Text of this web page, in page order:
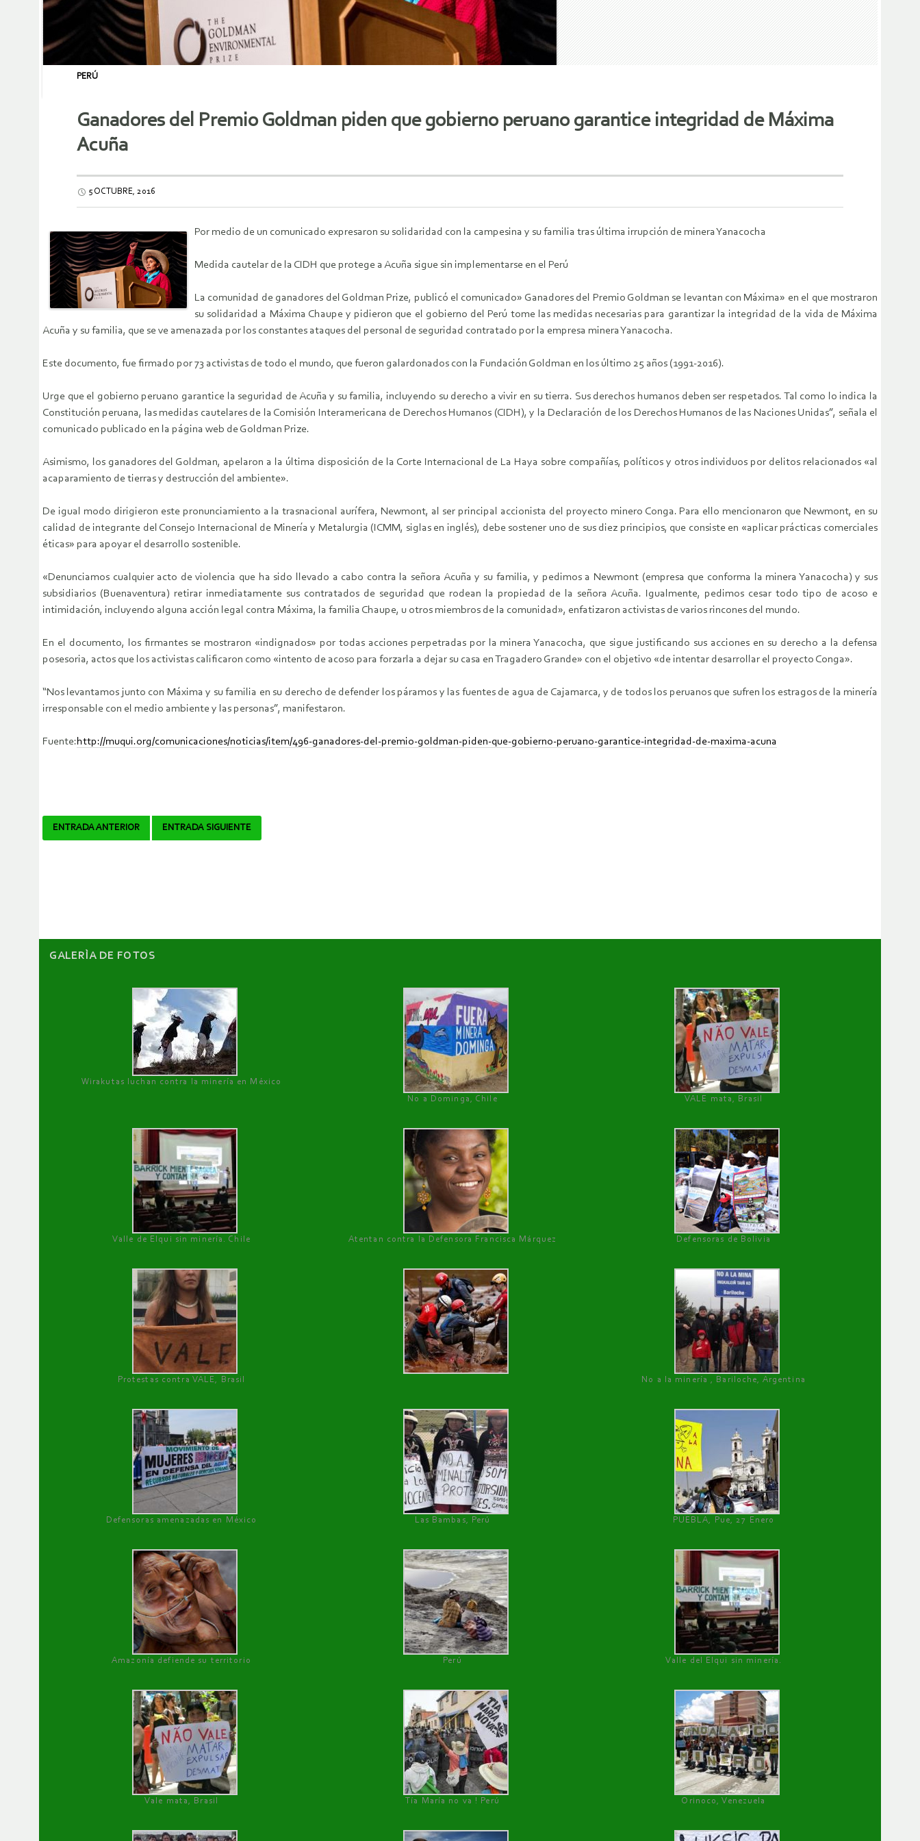
PERÚ
Ganadores del Premio Goldman piden que gobierno peruano garantice integridad de Máxima
Acuña
5 OCTUBRE, 2016
Por medio de un comunicado expresaron su solidaridad con la campesina y su familia tras última irrupción de minera Yanacocha
Medida cautelar de la CIDH que protege a Acuña sigue sin implementarse en el Perú
La comunidad de ganadores del Goldman Prize, publicó el comunicado» Ganadores del Premio Goldman se levantan con Máxima» en el que mostraron
su solidaridad a Máxima Chaupe y pidieron que el gobierno del Perú tome las medidas necesarias para garantizar la integridad de la vida de Máxima
Acuña y su familia, que se ve amenazada por los constantes ataques del personal de seguridad contratado por la empresa minera Yanacocha.
Este documento, fue firmado por 73 activistas de todo el mundo, que fueron galardonados con la Fundación Goldman en los último 25 años (1991-2016).
Urge que el gobierno peruano garantice la seguridad de Acuña y su familia, incluyendo su derecho a vivir en su tierra. Sus derechos humanos deben ser respetados. Tal como lo indica la
Constitución peruana, las medidas cautelares de la Comisión Interamericana de Derechos Humanos (CIDH), y la Declaración de los Derechos Humanos de las Naciones Unidas”, señala el
comunicado publicado en la página web de Goldman Prize.
Asimismo, los ganadores del Goldman, apelaron a la última disposición de la Corte Internacional de La Haya sobre compañías, políticos y otros individuos por delitos relacionados «al
acaparamiento de tierras y destrucción del ambiente».
De igual modo dirigieron este pronunciamiento a la trasnacional aurífera, Newmont, al ser principal accionista del proyecto minero Conga. Para ello mencionaron que Newmont, en su
calidad de integrante del Consejo Internacional de Minería y Metalurgia (ICMM, siglas en inglés), debe sostener uno de sus diez principios, que consiste en «aplicar prácticas comerciales
éticas» para apoyar el desarrollo sostenible.
«Denunciamos cualquier acto de violencia que ha sido llevado a cabo contra la señora Acuña y su familia, y pedimos a Newmont (empresa que conforma la minera Yanacocha) y sus
subsidiarios (Buenaventura) retirar inmediatamente sus contratados de seguridad que rodean la propiedad de la señora Acuña. Igualmente, pedimos cesar todo tipo de acoso e
intimidación, incluyendo alguna acción legal contra Máxima, la familia Chaupe, u otros miembros de la comunidad», enfatizaron activistas de varios rincones del mundo.
En el documento, los firmantes se mostraron «indignados» por todas acciones perpetradas por la minera Yanacocha, que sigue justificando sus acciones en su derecho a la defensa
posesoria, actos que los activistas calificaron como «intento de acoso para forzarla a dejar su casa en Tragadero Grande» con el objetivo «de intentar desarrollar el proyecto Conga».
“Nos levantamos junto con Máxima y su familia en su derecho de defender los páramos y las fuentes de agua de Cajamarca, y de todos los peruanos que sufren los estragos de la minería
irresponsable con el medio ambiente y las personas”, manifestaron.
Fuente:http://muqui.org/comunicaciones/noticias/item/496-ganadores-del-premio-goldman-piden-que-gobierno-peruano-garantice-integridad-de-maxima-acuna
Navegador
ENTRADA ANTERIOR ENTRADA SIGUIENTE
GALERÌA DE FOTOS
Wirakutas luchan contra la minería en México
No a Dominga, Chile
VALE mata, Brasil
Valle de Elqui sin minería. Chile Atentan contra la Defensora Francisca Márquez Defensoras de Bolivia
Protestas contra VALE, Brasil No a la minería , Bariloche, Argentina
Defensoras amenazadas en México Las Bambas, Perú PUEBLA, Pue, 27 Enero
Amazonía defiende su territorio Perú Valle del Elqui sin minería.
Vale mata, Brasil Tía María no va ! Perú Orinoco, Venezuela